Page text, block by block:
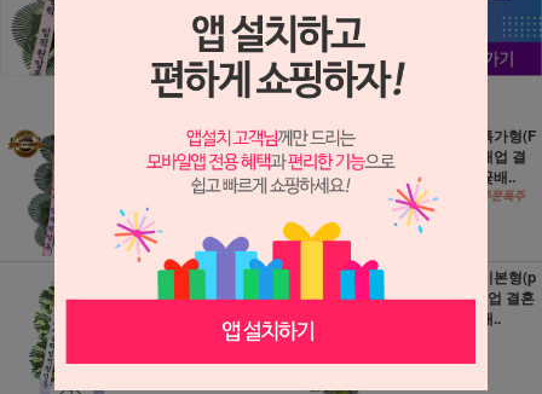
축하화환 (NY_00
01) 개업 결혼 결혼
식 꽃화환 싼..
45,000원
450원 적립
축하화환 특가형(F
R_0053) 개업 결
혼식 전국꽃배..
55,000원
축하화환 기본형
(RI_011) 개업 결
혼식 전국꽃배..
570원 적립
축하화환 기본형(p
b-0455) 개업 결혼
식 전국꽃배..
590원 적립